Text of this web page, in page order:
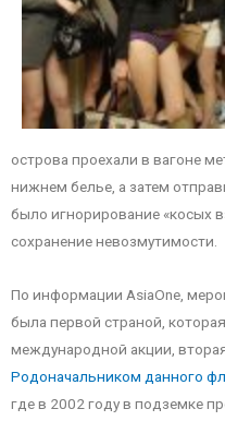
острова проехали в вагоне
нижнем белье, а затем
было игнорирование «косых
сохранение невозмутимости.
По информации AsiaOne,
была первой страной,
международной акции,
Родоначальником данного
где в 2002 году в подземке